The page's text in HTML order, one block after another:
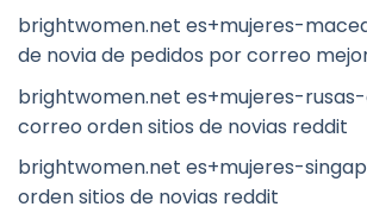
brightwomen.net es+mujeres-
de novia de pedidos por correo
brightwomen.net es+mujeres-
correo orden sitios de novias reddit
brightwomen.net es+mujeres-
orden sitios de novias reddit